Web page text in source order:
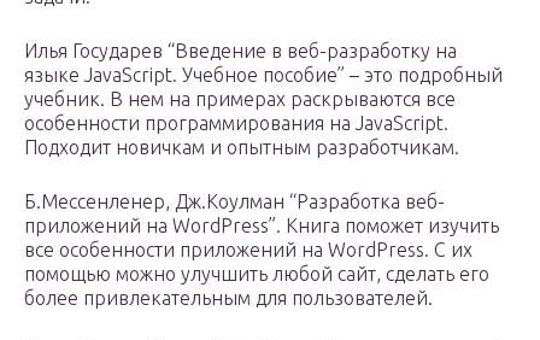
Илья Государев “Введение в веб-разработку на
языке JavaScript. Учебное пособие” – это подробный
учебник. В нем на примерах раскрываются все
особенности программирования на JavaScript.
Подходит новичкам и опытным разработчикам.
Б.Мессенленер, Дж.Коулман “Разработка веб-
приложений на WordPress”. Книга поможет изучить
все особенности приложений на WordPress. С их
помощью можно улучшить любой сайт, сделать его
более привлекательным для пользователей.